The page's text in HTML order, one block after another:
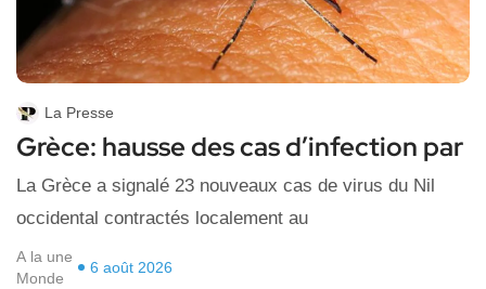
La Presse
Grèce: hausse des cas d’infection par
La Grèce a signalé 23 nouveaux cas de virus du Nil
occidental contractés localement au
A la une
Monde
6 août 2026